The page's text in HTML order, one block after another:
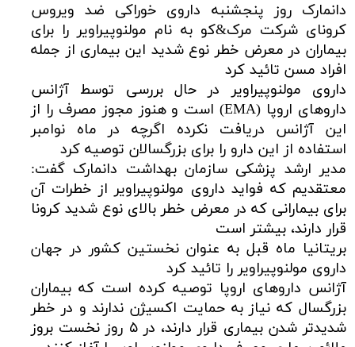
دانمارک روز پنجشنبه داروی خوراکی ضد ویروس
کرونای شرکت مرک&کو به نام مولنوپیراویر را برای
بیماران در معرض خطر نوع شدید این بیماری از جمله
افراد مسن تائید کرد
داروی مولنوپیراویر در حال بررسی توسط آژانس
داروهای اروپا (EMA) است و هنوز مجوز مصرف را از
این آژانس دریافت نکرده اگرچه در ماه نوامبر
استفاده از این دارو را برای بزرگسالان توصیه کرد
مدیر ارشد پزشکی سازمان بهداشت دانمارک گفت:
معتقدیم که فواید داروی مولنوپیراویر از خطرات آن
برای بیمارانی که در معرض خطر بالای نوع شدید کرونا
قرار دارند، بیشتر است
بریتانیا ماه قبل به عنوان نخستین کشور در جهان
داروی مولنوپیراویر را تائید کرد
آژانس داروهای اروپا توصیه کرده است که بیماران
بزرگسال که نیاز به حمایت اکسیژن ندارند و در خطر
شدیدتر شدن بیماری قرار دارند، در ۵ روز نخست بروز